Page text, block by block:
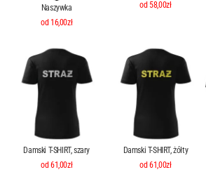
Naszywka
od 16,00zł
od 58,00zł
Damski T-SHIRT, szary
od 61,00zł
Damski T-SHIRT, żółty
od 61,00zł